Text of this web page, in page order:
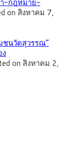
า-กฎหมาย-
on สิงหาคม 7,
ชนวัดสุวรรณ”
on สิงหาคม 2,